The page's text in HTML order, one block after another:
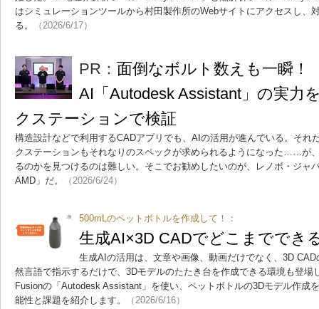
はシミュレーションツールから村田製作所のWebサイトにアクセスし、
る。
（2026/6/17）
PR： 面倒なボルト数えも一瞬
AI「Autodesk Assistant」の実力
クステーションで検証
構造設計などで利用するCADアプリでも、AIの活用が進んでいる。それ
クステーションもそれなりのスペックが求められるようになった……が
るのかを見つけるのは難しい。そこでお勧めしたいのが、レノボ・ジャ
AMD」だ。
（2026/6/24）
500mLのペットボトルを作成して！：
生成AI×3D CADでどこまででき
生成AIの活用は、文章や画像、動画だけでなく、3D
然言語で指示するだけで、3Dモデルのたたき台を作成できる環境も登場
Fusionの「Autodesk Assistant」を使い、ペットボトルの3Dモデル作成
能性と課題を紹介します。
（2026/6/16）